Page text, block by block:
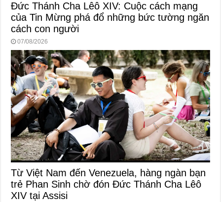
Đức Thánh Cha Lêô XIV: Cuộc cách mạng
của Tin Mừng phá đổ những bức tường ngăn
cách con người
07/08/2026
Từ Việt Nam đến Venezuela, hàng ngàn bạn
trẻ Phan Sinh chờ đón Đức Thánh Cha Lêô
XIV tại Assisi